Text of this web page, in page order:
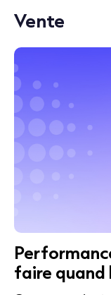
Vente
faire quand